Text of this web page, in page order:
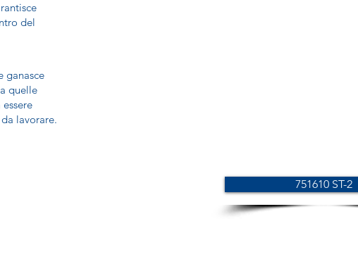
del
ganasce
quelle
lavorare.
751610 ST-2